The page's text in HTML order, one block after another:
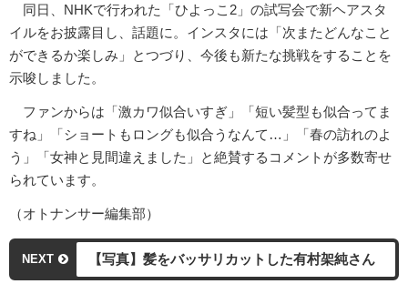
同日、NHKで行われた「ひよっこ2」の試写会で新ヘアスタ
イルをお披露目し、話題に。インスタには「次またどんなこと
ができるか楽しみ」とつづり、今後も新たな挑戦をすることを
示唆しました。
ファンからは「激カワ似合いすぎ」「短い髪型も似合ってま
すね」「ショートもロングも似合うなんて…」「春の訪れのよ
う」「女神と見間違えました」と絶賛するコメントが多数寄せ
られています。
（オトナンサー編集部）
NEXT 【写真】髪をバッサリカットした有村架純さん